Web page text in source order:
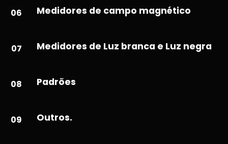
06 Medidores de campo magnético
07 Medidores de Luz branca e Luz negra
08 Padrões
09 Outros.